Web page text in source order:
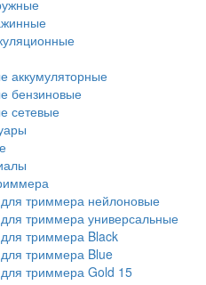
аккумуляторные
бензиновые
сетевые
триммера нейлоновые
триммера универсальные
триммера Black
триммера Blue
триммера Gold 15